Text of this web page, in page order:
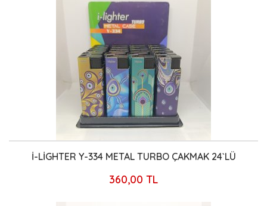
İ-LİGHTER Y-334 METAL TURBO ÇAKMAK 24`LÜ
360,00 TL